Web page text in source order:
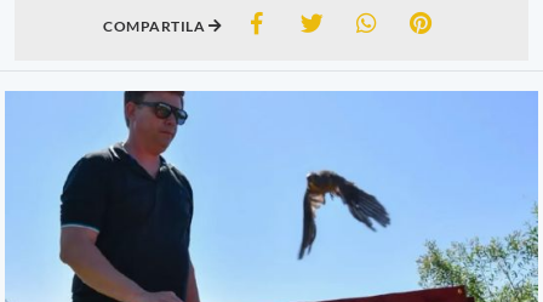
COMPARTILA